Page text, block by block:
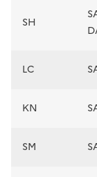
SH
LC
KN
SM